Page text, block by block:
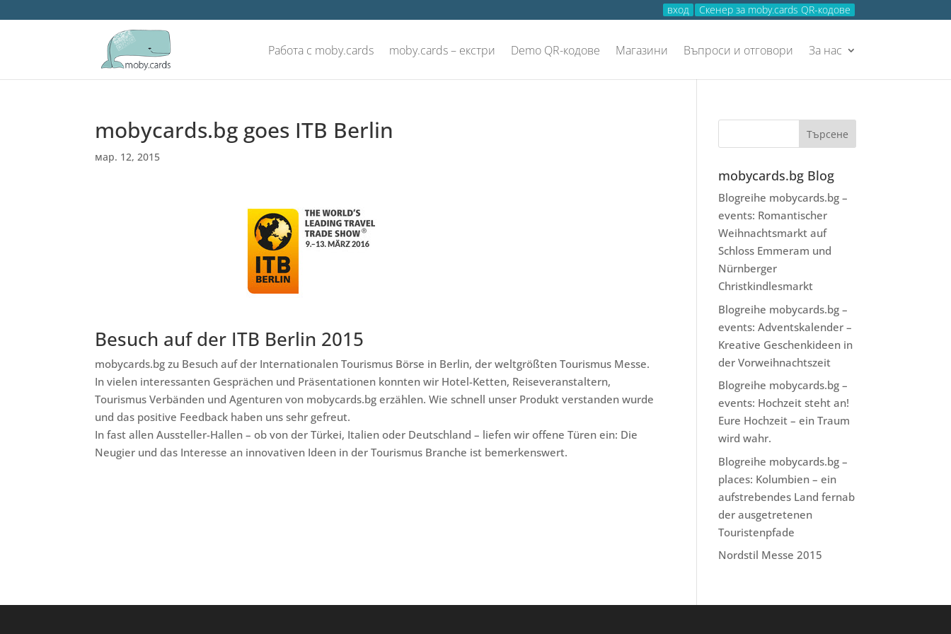
вход Скенер за moby.cards QR-кодове
Работа с moby.cards moby.cards – екстри Demo QR-кодове Магазини Въпроси и отговори За нас
mobycards.bg goes ITB Berlin
мар. 12, 2015
Besuch auf der ITB Berlin 2015
mobycards.bg zu Besuch auf der Internationalen Tourismus Börse in Berlin, der weltgrößten Tourismus Messe.
In vielen interessanten Gesprächen und Präsentationen konnten wir Hotel-Ketten, Reiseveranstaltern,
Tourismus Verbänden und Agenturen von mobycards.bg erzählen. Wie schnell unser Produkt verstanden wurde
und das positive Feedback haben uns sehr gefreut.
In fast allen Aussteller-Hallen – ob von der Türkei, Italien oder Deutschland – liefen wir offene Türen ein: Die
Neugier und das Interesse an innovativen Ideen in der Tourismus Branche ist bemerkenswert.
mobycards.bg Blog
Blogreihe mobycards.bg –
events: Romantischer
Weihnachtsmarkt auf
Schloss Emmeram und
Nürnberger
Christkindlesmarkt
Blogreihe mobycards.bg –
events: Adventskalender –
Kreative Geschenkideen in
der Vorweihnachtszeit
Blogreihe mobycards.bg –
events: Hochzeit steht an!
Eure Hochzeit – ein Traum
wird wahr.
Blogreihe mobycards.bg –
places: Kolumbien – ein
aufstrebendes Land fernab
der ausgetretenen
Touristenpfade
Nordstil Messe 2015